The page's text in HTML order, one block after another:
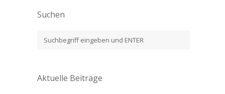
Suchen
Aktuelle Beiträge